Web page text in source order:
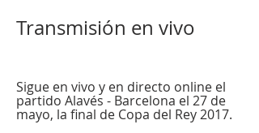
Transmisión en vivo
Sigue en vivo y en directo online el
partido Alavés - Barcelona el 27 de
mayo, la final de Copa del Rey 2017.